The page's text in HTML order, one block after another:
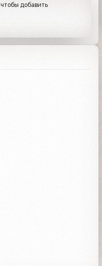
, чтобы добавить